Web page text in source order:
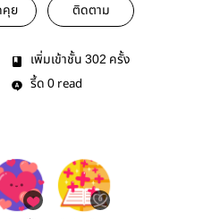
ย ติดตาม
เพิ่มเข้าชั้น 302 ครั้ง
รี้ด 0 read